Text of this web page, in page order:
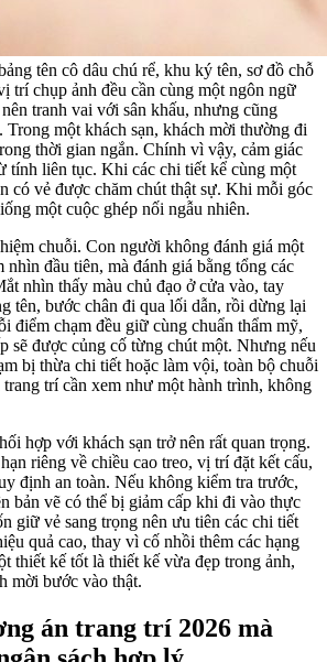
tên cô dâu chú rể, khu ký tên, sơ đồ chỗ
trí chụp ảnh đều cần cùng một ngôn ngữ
tranh vai với sân khấu, nhưng cũng
Trong một khách sạn, khách mời thường đi
thời gian ngắn. Chính vì vậy, cảm giác
tính liên tục. Khi các chi tiết kể cùng một
có vẻ được chăm chút thật sự. Khi mỗi góc
một cuộc ghép nối ngẫu nhiên.
chuỗi. Con người không đánh giá một
đầu tiên, mà đánh giá bằng tổng các
nhìn thấy màu chủ đạo ở cửa vào, tay
tên, bước chân đi qua lối dẫn, rồi dừng lại
điểm chạm đều giữ cùng chuẩn thẩm mỹ,
sẽ được củng cố từng chút một. Nhưng nếu
bị thừa chi tiết hoặc làm vội, toàn bộ chuỗi
trí cần xem như một hành trình, không
hợp với khách sạn trở nên rất quan trọng.
riêng về chiều cao treo, vị trí đặt kết cấu,
định an toàn. Nếu không kiểm tra trước,
bản vẽ có thể bị giảm cấp khi đi vào thực
giữ vẻ sang trọng nên ưu tiên các chi tiết
quả cao, thay vì cố nhồi thêm các hạng
thiết kế tốt là thiết kế vừa đẹp trong ảnh,
mời bước vào thật.
án trang trí 2026 mà